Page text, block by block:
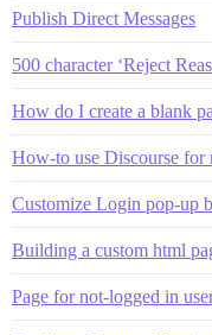
Publish Direct Messages
500 character ‘Reject
How do I create a blank
How-to use Discourse for
Customize Login pop-up
Building a custom html
Page for not-logged in